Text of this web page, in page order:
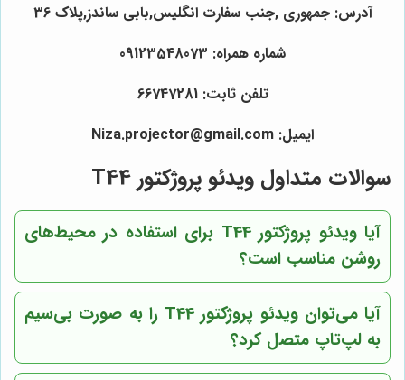
آدرس: جمهوری ,جنب سفارت انگلیس,بابی ساندز,پلاک 36
شماره همراه: 09123548073
تلفن ثابت: 66747281
ایمیل: Niza.projector@gmail.com
سوالات متداول ویدئو پروژکتور T44
آیا ویدئو پروژکتور T44 برای استفاده در محیط‌های
روشن مناسب است؟
آیا می‌توان ویدئو پروژکتور T44 را به صورت بی‌سیم
به لپ‌تاپ متصل کرد؟